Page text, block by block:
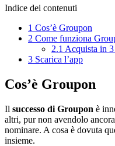
Indice dei contenuti
1 Cos’è Groupon
2 Come funziona
2.1 Acquista in
3 Scarica l’app
Cos’è Groupon
Il successo di Groupon è
altri, pur non avendolo
nominare. A cosa è dovuta
insieme.